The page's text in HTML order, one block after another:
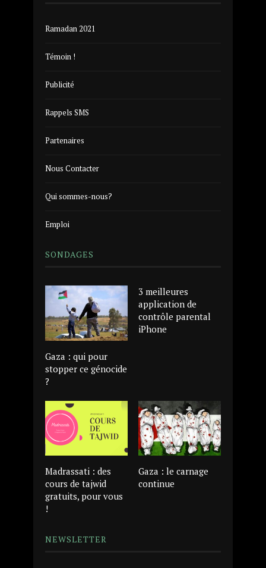
Ramadan 2021
Témoin !
Publicité
Rappels SMS
Partenaires
Nous Contacter
Qui sommes-nous?
Emploi
SONDAGES
Gaza : qui pour
stopper ce génocide
?
3 meilleures
application de
contrôle parental
iPhone
Madrassati : des
cours de tajwid
gratuits, pour vous
!
Gaza : le carnage
continue
NEWSLETTER